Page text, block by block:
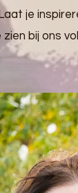
je
bij ons